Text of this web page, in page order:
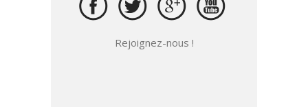
Rejoignez-nous !